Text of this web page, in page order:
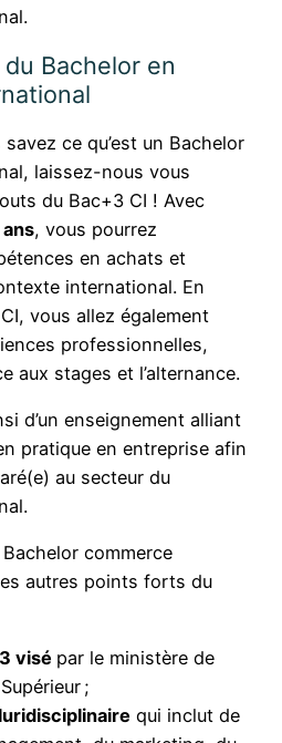
Bachelor en
ce qu’est un Bachelor
laissez-nous vous
du Bac+3 CI ! Avec
, vous pourrez
en achats et
international. En
vous allez également
professionnelles,
aux stages et l’alternance.
d’un enseignement alliant
pratique en entreprise afin
au secteur du
commerce
autres points forts du
visé par le ministère de
;
qui inclut de